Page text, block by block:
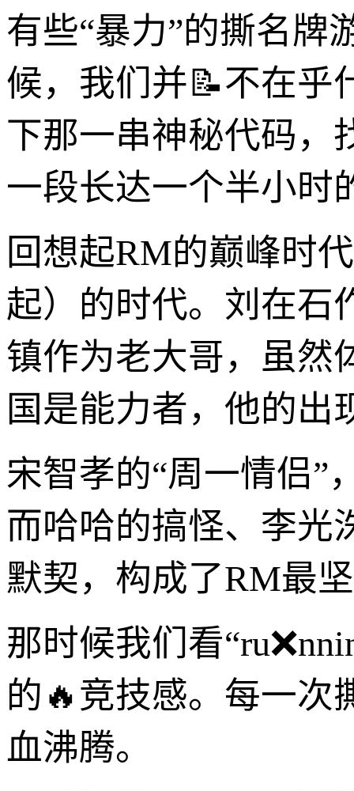
有些“暴力”的撕名牌
候，我们并📝不在乎
下那一串神秘代码，
一段长达一个半小时
回想起RM的巅峰时
起）的时代。刘在石
镇作为老大哥，虽然
国是能力者，他的出
宋智孝的“周一情侣”
而哈哈的搞怪、李光
默契，构成了RM最
那时候我们看
的🔥竞技感。每一次
血沸腾。